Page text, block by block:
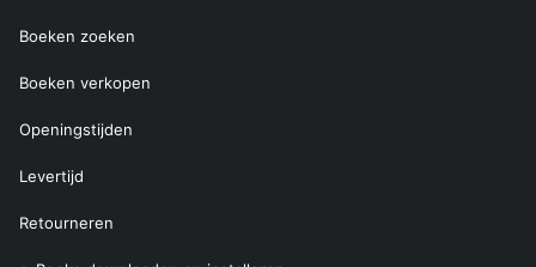
Boeken zoeken
Boeken verkopen
Openingstijden
Levertijd
Retourneren